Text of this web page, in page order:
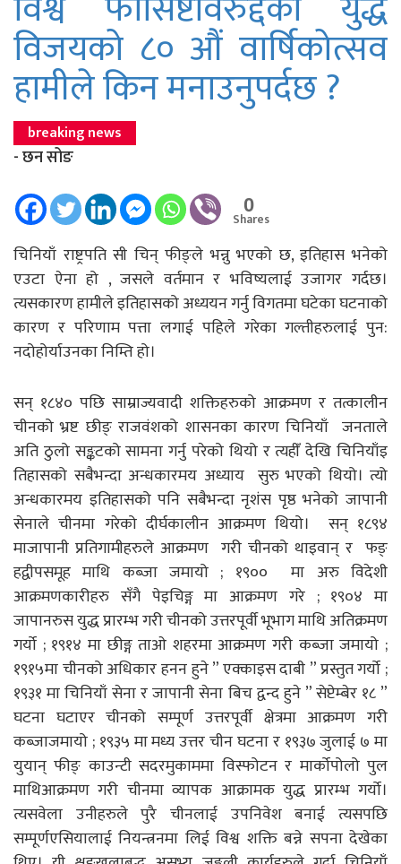
विजयको ८० औं वार्षिकोत्सव
हामीले किन मनाउनुपर्दछ ?
breaking news
- छन सोङ
0
Shares
चिनियाँ राष्ट्रपति सी चिन् फीङ्ले भन्नु भएको छ, इतिहास भनेको
एउटा ऐना हो , जसले वर्तमान र भविष्यलाई उजागर गर्दछ।
त्यसकारण हामीले इतिहासको अध्ययन गर्नु विगतमा घटेका घटनाको
कारण र परिणाम पत्ता लगाई पहिले गरेका गल्तीहरुलाई पुन:
नदोहोर्याउनका निम्ति हो।
सन् १८४० पछि साम्राज्यवादी शक्तिहरुको आक्रमण र तत्कालीन
चीनको भ्रष्ट छीङ् राजवंशको शासनका कारण चिनियाँ जनताले
अति ठुलो सङ्कटको सामना गर्नु परेको थियो र त्यहीँ देखि चिनियाँइ
तिहासको सबैभन्दा अन्धकारमय अध्याय सुरु भएको थियो। त्यो
अन्धकारमय इतिहासको पनि सबैभन्दा नृशंस पृष्ठ भनेको जापानी
सेनाले चीनमा गरेको दीर्घकालीन आक्रमण थियो। सन् १८९४
माजापानी प्रतिगामीहरुले आक्रमण गरी चीनको थाइवान् र फङ्
हद्वीपसमूह माथि कब्जा जमायो ; १९०० मा अरु विदेशी
आक्रमणकारीहरु सँगै पेइचिङ्ग मा आक्रमण गरे ; १९०४ मा
जापानरुस युद्ध प्रारम्भ गरी चीनको उत्तरपूर्वी भूभाग माथि अतिक्रमण
गर्यो ; १९१४ मा छीङ्ग ताओ शहरमा आक्रमण गरी कब्जा जमायो ;
१९१५मा चीनको अधिकार हनन हुने ” एक्काइस दाबी ” प्रस्तुत गर्यो ;
१९३१ मा चिनियाँ सेना र जापानी सेना बिच द्वन्द हुने ” सेप्टेम्बेर १८ ”
घटना घटाएर चीनको सम्पूर्ण उत्तरपूर्वी क्षेत्रमा आक्रमण गरी
कब्जाजमायो ; १९३५ मा मध्य उत्तर चीन घटना र १९३७ जुलाई ७ मा
युयान् फीङ् काउन्टी सदरमुकाममा विस्फोटन र मार्कोपोलो पुल
माथिआक्रमण गरी चीनमा व्यापक आक्रामक युद्ध प्रारम्भ गर्यो।
त्यसवेला उनीहरुले पुरै चीनलाई उपनिवेश बनाई त्यसपछि
सम्पूर्णएसियालाई नियन्त्रनमा लिई विश्व शक्ति बन्ने सपना देखेका